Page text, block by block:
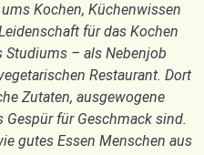
Kochen, Küchenwissen
für das Kochen
Studiums – als Nebenjob
Restaurant. Dort
Zutaten, ausgewogene
für Geschmack sind.
gutes Essen Menschen aus